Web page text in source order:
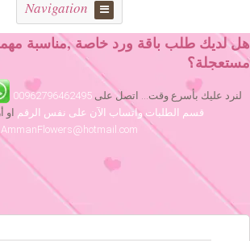
Navigation
هل لديك طلب باقة ورد خاصة ,مناسبة
مستعجلة؟
لنرد عليك بأسرع وقت... اتصل على 00962796462495
قسم الطلبات واتساب الآن على نفس الرقم
AmmanFlowers@hotmail.com